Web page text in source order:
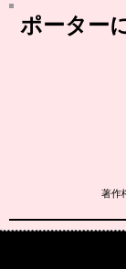
ポーター
著作